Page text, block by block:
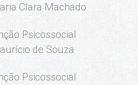
Clara Machado
Psicossocial
de Souza
Psicossocial